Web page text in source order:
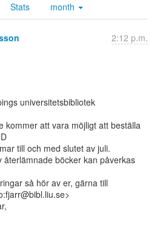
Stats month
2:12 p.m.
universitetsbibliotek
kommer att vara möjligt att beställa
till och med slutet av juli.
återlämnade böcker kan påverkas
så hör av er, gärna till